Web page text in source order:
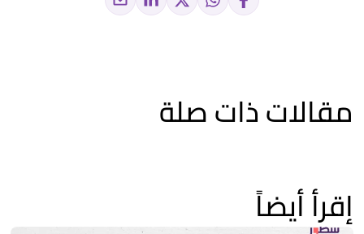
مقالات ذات صلة
إقرأ أيضاً